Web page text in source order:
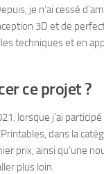
je n’ai cessé
3D et de
techniques et en
ce projet ?
lorsque j’ai
dans la
prix, ainsi qu’une
plus loin.